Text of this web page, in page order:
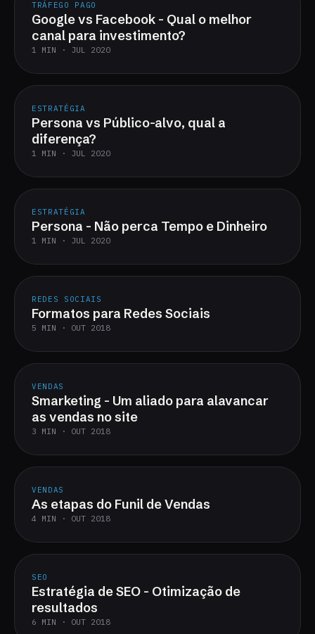
TRÁFEGO PAGO
Google vs Facebook - Qual o melhor
canal para investimento?
1 MIN · JUL 2020
ESTRATÉGIA
Persona vs Público-alvo, qual a
diferença?
1 MIN · JUL 2020
ESTRATÉGIA
Persona - Não perca Tempo e Dinheiro
1 MIN · JUL 2020
REDES SOCIAIS
Formatos para Redes Sociais
5 MIN · OUT 2018
VENDAS
Smarketing - Um aliado para alavancar
as vendas no site
3 MIN · OUT 2018
VENDAS
As etapas do Funil de Vendas
4 MIN · OUT 2018
SEO
Estratégia de SEO - Otimização de
resultados
6 MIN · OUT 2018